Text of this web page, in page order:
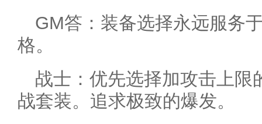
GM答：装备选择永远服务
格。
战士：优先选择加攻击上限
战套装。追求极致的爆发。